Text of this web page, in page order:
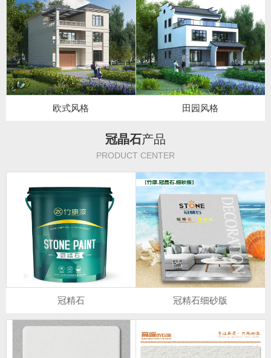
欧式风格 田园风格
冠晶石产品
PRODUCT CENTER
冠精石 冠精石细砂版